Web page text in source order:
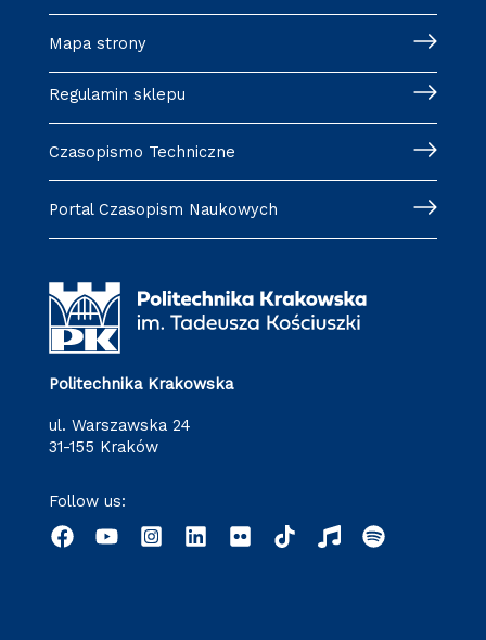
Mapa strony
Regulamin sklepu
Czasopismo Techniczne
Portal Czasopism Naukowych
Politechnika Krakowska
ul. Warszawska 24
31-155 Kraków
Follow us: